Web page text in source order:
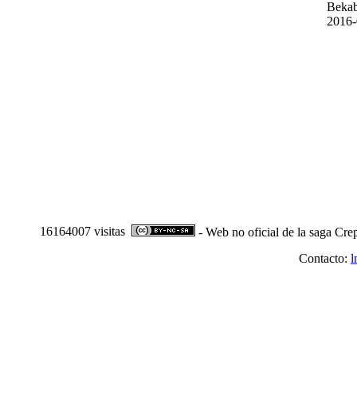
16164007 visitas
- Web no oficial de la saga
Contacto: